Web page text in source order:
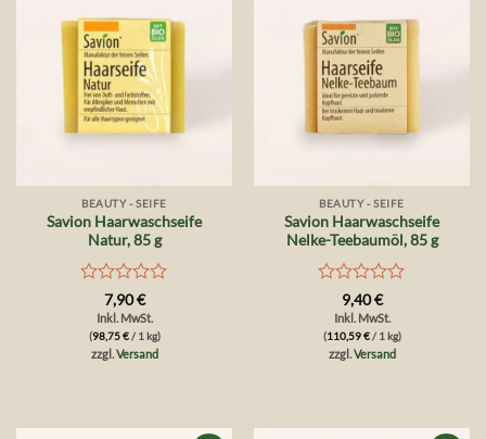
BEAUTY - SEIFE
Savion Haarwaschseife
Natur, 85 g
Bewertet
mit
0
von
7,90€
Inkl. MwSt.
(98,75€/ 1 kg)
zzgl.Versand
BEAUTY - SEIFE
Savion Haarwaschseife
Nelke-Teebaumöl, 85 g
Bewertet
mit
0
von
9,40€
Inkl. MwSt.
(110,59€/ 1 kg)
zzgl.Versand